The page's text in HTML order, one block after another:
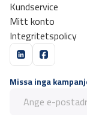
Kundservice
Mitt konto
Integritetspolicy
Missa inga